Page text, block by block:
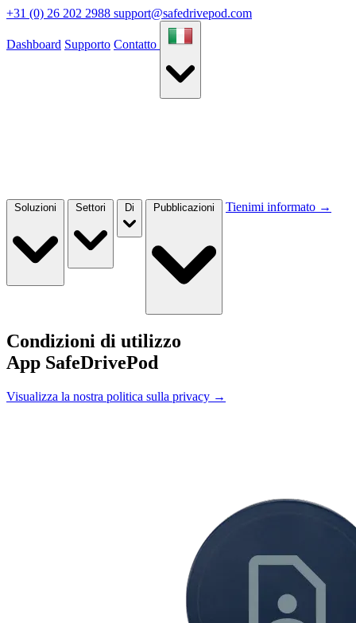
+31 (0) 26 202 2988 support@safedrivepod.com
Dashboard Supporto Contatto
Soluzioni Settori Di Pubblicazioni Tienimi informato →
Condizioni di utilizzo
App SafeDrivePod
Visualizza la nostra politica sulla privacy →